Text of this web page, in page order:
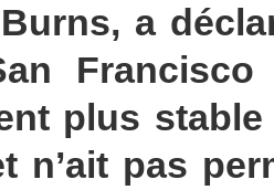
a
plus
n’ait pas